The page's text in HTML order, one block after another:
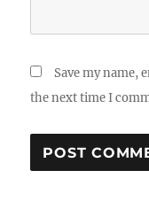
Save my name,
the next time I